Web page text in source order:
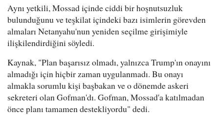
Aynı yetkili, Mossad içinde ciddi bir hoşnutsuzluk
bulunduğunu ve teşkilat içindeki bazı isimlerin görevden
almaları Netanyahu'nun yeniden seçilme girişimiyle
ilişkilendirdiğini söyledi.
Kaynak, "Plan başarısız olmadı, yalnızca Trump'ın onayını
almadığı için hiçbir zaman uygulanmadı. Bu onayı
almakla sorumlu kişi başbakan ve o dönemde askeri
sekreteri olan Gofman'dı. Gofman, Mossad'a katılmadan
önce planı tamamen destekliyordu" dedi.